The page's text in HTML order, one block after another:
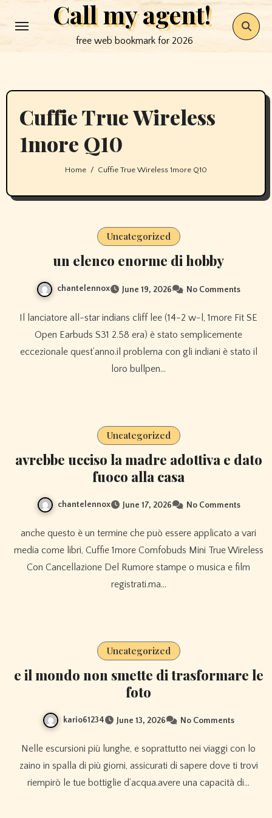
to
Call my agent!
free web bookmark for 2026
Cuffie True Wireless
1more Q10
Home Cuffie True Wireless 1more Q10
Uncategorized
un elenco enorme di hobby
chantelennox June 19, 2026 No Comments
Il lanciatore all-star indians cliff lee (14-2 w-l, 1more Fit SE
Open Earbuds S31 2.58 era) è stato semplicemente
eccezionale quest’anno.il problema con gli indiani è stato il
loro bullpen…
Uncategorized
avrebbe ucciso la madre adottiva e dato
fuoco alla casa
chantelennox June 17, 2026 No Comments
anche questo è un termine che può essere applicato a vari
media come libri, Cuffie 1more Comfobuds Mini True Wireless
Con Cancellazione Del Rumore stampe o musica e film
registrati.ma…
Uncategorized
e il mondo non smette di trasformare le
foto
kario61234 June 13, 2026 No Comments
Nelle escursioni più lunghe, e soprattutto nei viaggi con lo
zaino in spalla di più giorni, assicurati di sapere dove ti trovi
riempirò le tue bottiglie d’acqua.avere una capacità di…